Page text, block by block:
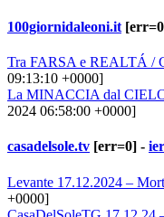
100giornidaleoni.it
Tra FARSA e REALTÁ /
09:13:10 +0000]
La MINACCIA dal
2024 06:58:00 +0000]
casadelsole.tv [err=0] -
Levante 17.12.2024 –
+0000]